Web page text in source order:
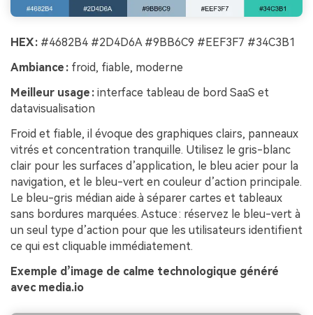
HEX : #4682B4 #2D4D6A #9BB6C9 #EEF3F7 #34C3B1
Ambiance : froid, fiable, moderne
Meilleur usage : interface tableau de bord SaaS et
datavisualisation
Froid et fiable, il évoque des graphiques clairs, panneaux
vitrés et concentration tranquille. Utilisez le gris-blanc
clair pour les surfaces d’application, le bleu acier pour la
navigation, et le bleu-vert en couleur d’action principale.
Le bleu-gris médian aide à séparer cartes et tableaux
sans bordures marquées. Astuce : réservez le bleu-vert à
un seul type d’action pour que les utilisateurs identifient
ce qui est cliquable immédiatement.
Exemple d’image de calme technologique généré
avec media.io